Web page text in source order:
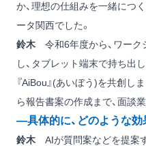
か、理想の仕組みを一緒につ
ータ関西でした。
鈴木 令和6年度から、ワーク
し、タブレット端末で持ち出
『AiBou』(あいぼう)を共創し
ら報告書案の作成まで、面談
―具体的に、どのような効
鈴木 AIが質問案などを提案す